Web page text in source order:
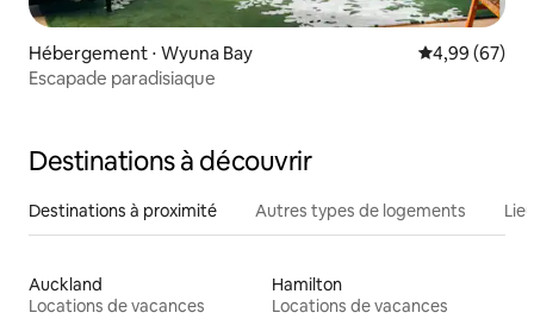
Hébergement ⋅ Wyuna Bay Évaluation
4,99 (67)
Escapade paradisiaque
Destinations à découvrir
Destinations à proximité Autres types de logements
Auckland
Locations de vacances
Hamilton
Locations de vacances